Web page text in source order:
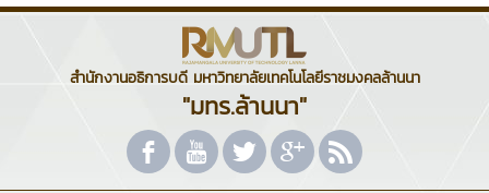
สำนักงานอธิการบดี มหาวิทยาลัยเทคโนโลยีราชมงคลล้านนา
"มทร.ล้านนา"